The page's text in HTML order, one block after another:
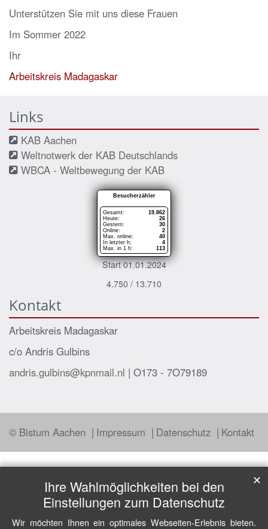
Unterstützen Sie mit uns diese Frauen
Im Sommer 2022
Ihr
Arbeitskreis Madagaskar
Links
KAB Aachen
Weltnotwerk der KAB Deutschlands
WBCA - Weltbewegung der KAB
Besucherzähler
Gesamt:
19.862
Heute:
26
Gestern:
30
Online:
2
Max. online:
40
In letzter h:
4
Max. in 1 h:
113
Start 01.01.2024
4.750 / 13.710
Kontakt
Arbeitskreis Madagaskar
c/o Andris Gulbins
andris.gulbins@kpnmail.nl | O173 - 7O79189
© Bistum Aachen Impressum Datenschutz Kontakt
Ihre Wahlmöglichkeiten bei den
Einstellungen zum Datenschutz
Wir möchten Ihnen ein optimales Webseiten-Erlebnis bieten.
✕